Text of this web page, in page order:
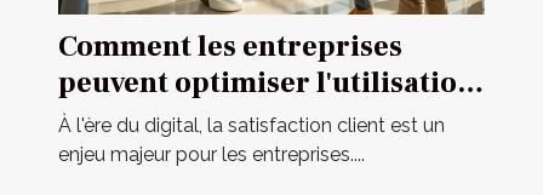
Comment les entreprises
peuvent optimiser l'utilisation
d'assistants IA pour le service
client
À l'ère du digital, la satisfaction client est un
enjeu majeur pour les entreprises....